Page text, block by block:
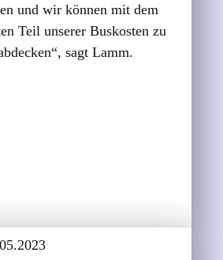
und wir können mit dem
Teil unserer Buskosten zu
sagt Lamm.